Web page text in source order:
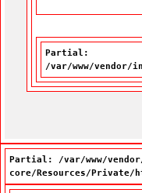
Partial:
/var/www/vendor/
Partial: /var/www/
core/Resources/